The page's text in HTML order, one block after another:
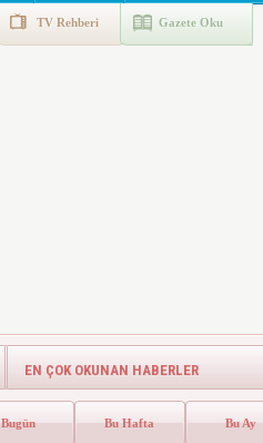
TV Rehberi Gazete Oku
EN ÇOK OKUNAN HABERLER
Bugün Bu Hafta Bu Ay